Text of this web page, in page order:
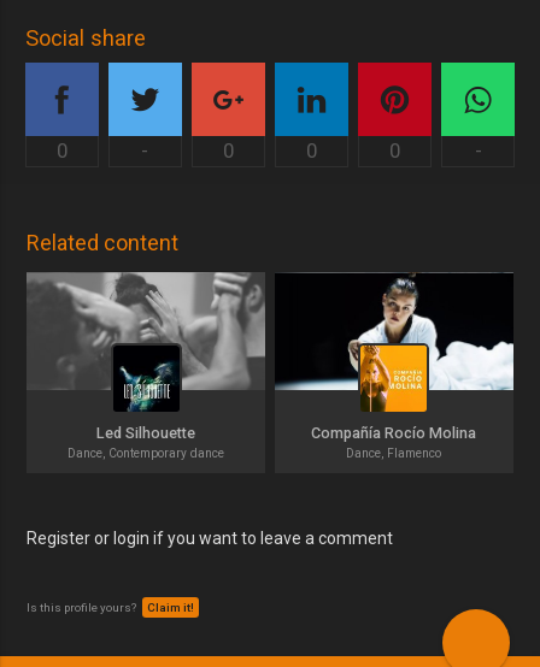
Social share
0 - 0 0 0 -
Related content
Led Silhouette
Dance, Contemporary dance
Compañía Rocío Molina
Dance, Flamenco
Register or login if you want to leave a comment
Is this profile yours? Claim it!